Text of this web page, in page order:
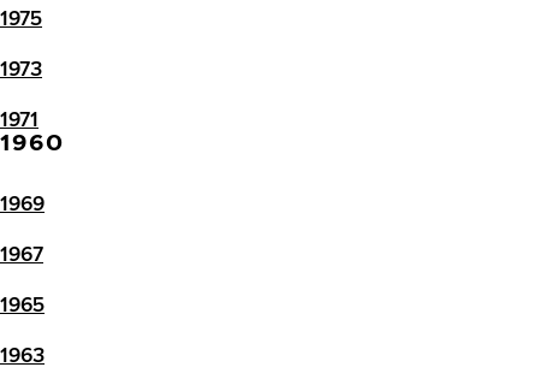
1975
1973
1971
1960
1969
1967
1965
1963